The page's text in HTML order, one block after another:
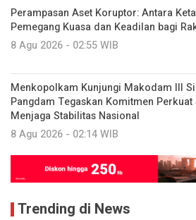
Perampasan Aset Koruptor: Antara
Pemegang Kuasa dan Keadilan bagi
8 Agu 2026 - 02:55 WIB
Menkopolkam Kunjungi Makodam III
Pangdam Tegaskan Komitmen Perkuat
Menjaga Stabilitas Nasional
8 Agu 2026 - 02:14 WIB
Trending di News